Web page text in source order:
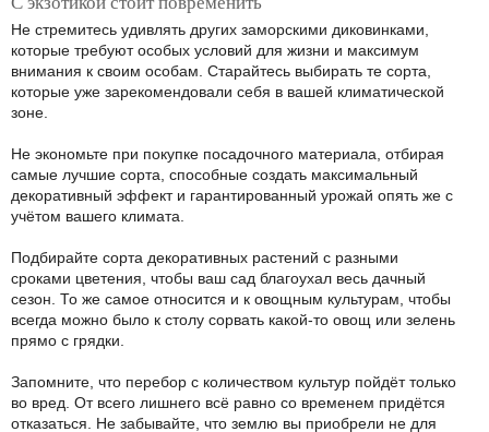
Не стремитесь удивлять других заморскими диковинками,
которые требуют особых условий для жизни и максимум
внимания к своим особам. Старайтесь выбирать те сорта,
которые уже зарекомендовали себя в вашей климатической
зоне.
Не экономьте при покупке посадочного материала, отбирая
самые лучшие сорта, способные создать максимальный
декоративный эффект и гарантированный урожай опять же с
учётом вашего климата.
Подбирайте сорта декоративных растений с разными
сроками цветения, чтобы ваш сад благоухал весь дачный
сезон. То же самое относится и к овощным культурам, чтобы
всегда можно было к столу сорвать какой-то овощ или зелень
прямо с грядки.
Запомните, что перебор с количеством культур пойдёт только
во вред. От всего лишнего всё равно со временем придётся
отказаться. Не забывайте, что землю вы приобрели не для